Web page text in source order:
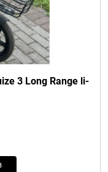
3 Long Range li-